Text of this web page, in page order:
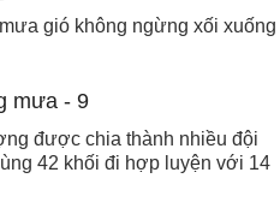
gió không ngừng xối xuống
được chia thành nhiều đội
42 khối đi hợp luyện với 14